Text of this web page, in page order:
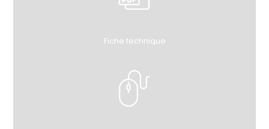
Fiche technique